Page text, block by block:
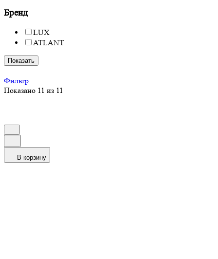
Бренд
LUX
ATLANT
Показать
Фильтр
Показано 11 из 11
В корзину